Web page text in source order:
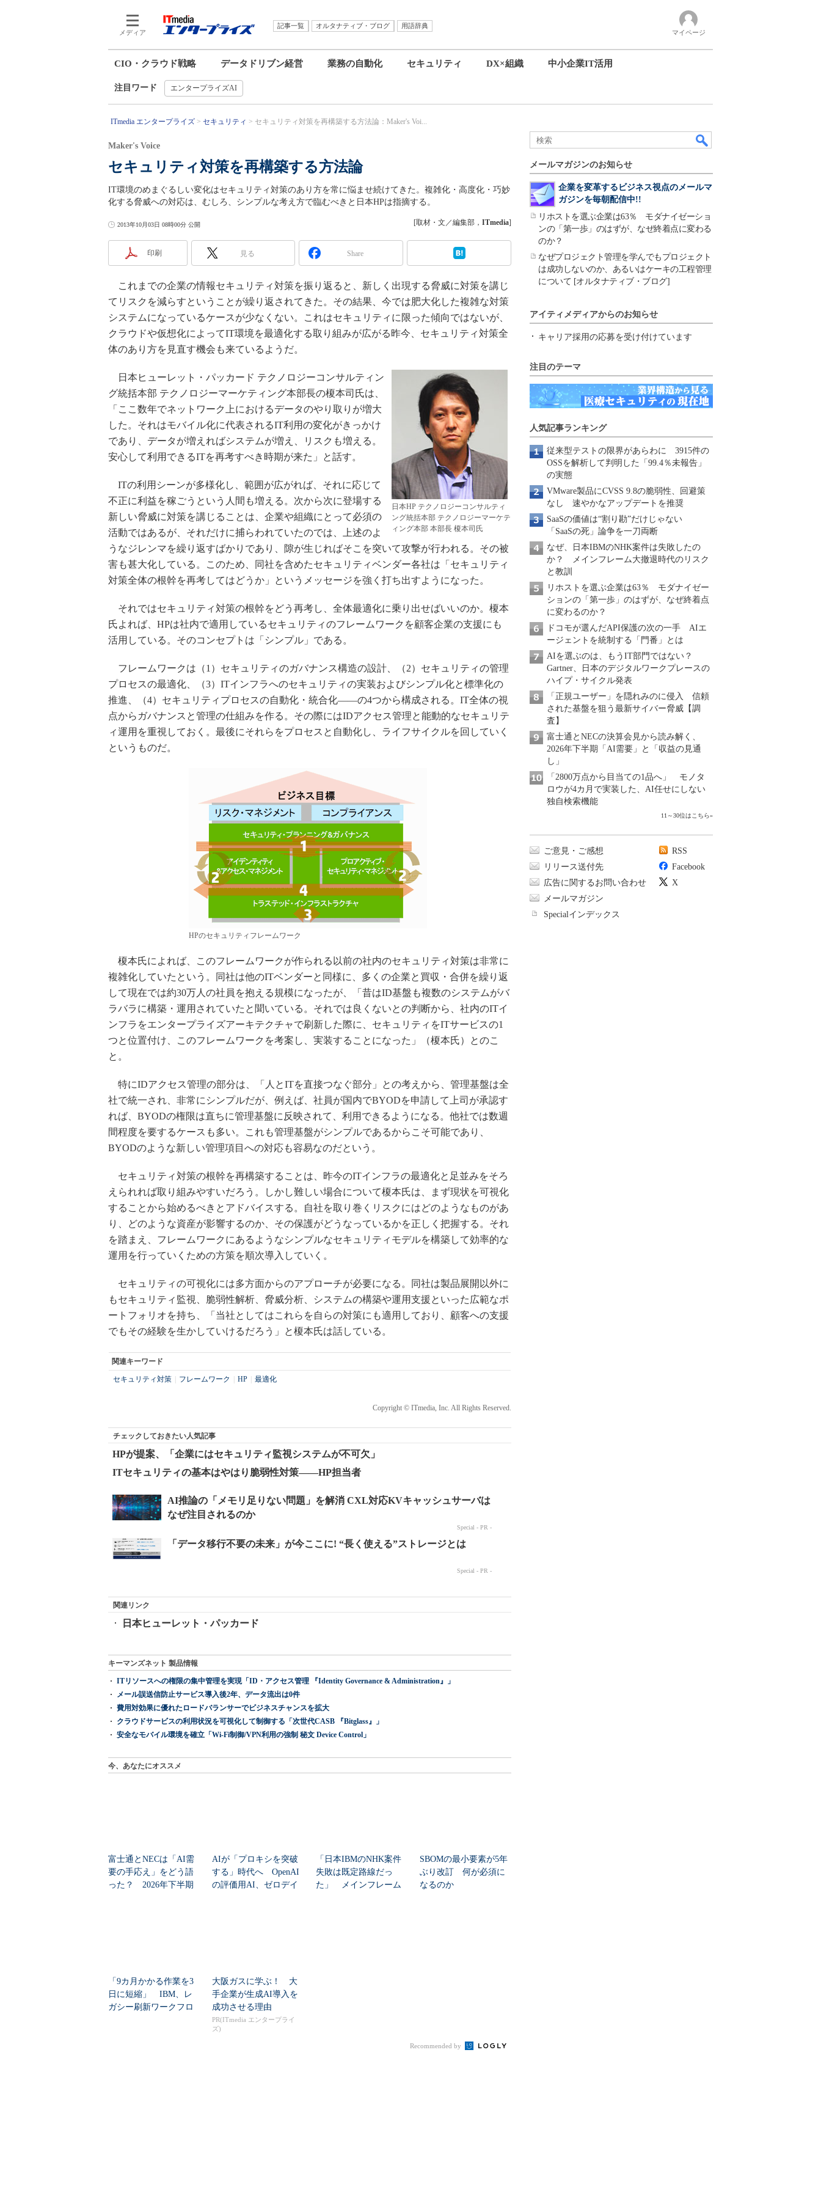
メディア
記事一覧 オルタナティブ・ブログ
用語辞典
マイページ
CIO・クラウド戦略 データドリブン経営 業務の自動化 セキュリティ DX×組織 中小企業IT活用
注目ワード エンタープライズAI
ITmedia エンタープライズ セキュリティ セキュリティ対策を再構築する方法論：Maker's Voi...
セキュリティ対策を再構築する方法論
Maker's Voice
IT環境のめまぐるしい変化はセキュリティ対策のあり方を常に悩ませ続けてきた。複雑化・高度化・巧妙
化する脅威への対応は、むしろ、シンプルな考え方で臨むべきと日本HPは指摘する。
2013年10月03日 08時00分 公開 [取材・文／編集部， ITmedia]
印刷 見る Share
これまでの企業の情報セキュリティ対策を振り返ると、新しく出現する脅威に対策を講じ
てリスクを減らすということが繰り返されてきた。その結果、今では肥大化した複雑な対策
システムになっているケースが少なくない。これはセキュリティに限った傾向ではないが、
クラウドや仮想化によってIT環境を最適化する取り組みが広がる昨今、セキュリティ対策全
体のあり方を見直す機会も来ているようだ。
日本HP テクノロジーコンサルティ
ング統括本部 テクノロジーマーケテ
ィング本部 本部長 榎本司氏
日本ヒューレット・パッカード テクノロジーコンサルティン
グ統括本部 テクノロジーマーケティング本部長の榎本司氏は、
「ここ数年でネットワーク上におけるデータのやり取りが増大
した。それはモバイル化に代表されるIT利用の変化がきっかけ
であり、データが増えればシステムが増え、リスクも増える。
安心して利用できるITを再考すべき時期が来た」と話す。
ITの利用シーンが多様化し、範囲が広がれば、それに応じて
不正に利益を稼ごうという人間も増える。次から次に登場する
新しい脅威に対策を講じることは、企業や組織にとって必須の
活動ではあるが、それだけに捕らわれていたのでは、上述のよ
うなジレンマを繰り返すばかりであり、隙が生じればそこを突いて攻撃が行われる。その被
害も甚大化している。このため、同社を含めたセキュリティベンダー各社は「セキュリティ
対策全体の根幹を再考してはどうか」というメッセージを強く打ち出すようになった。
それではセキュリティ対策の根幹をどう再考し、全体最適化に乗り出せばいいのか。榎本
氏よれば、HPは社内で適用しているセキュリティのフレームワークを顧客企業の支援にも
活用している。そのコンセプトは「シンプル」である。
フレームワークは（1）セキュリティのガバナンス構造の設計、（2）セキュリティの管理
プロセスの最適化、（3）ITインフラへのセキュリティの実装およびシンプル化と標準化の
推進、（4）セキュリティプロセスの自動化・統合化――の4つから構成される。IT全体の視
点からガバナンスと管理の仕組みを作る。その際にはIDアクセス管理と能動的なセキュリテ
ィ運用を重視しておく。最後にそれらをプロセスと自動化し、ライフサイクルを回していく
というものだ。
HPのセキュリティフレームワーク
榎本氏によれば、このフレームワークが作られる以前の社内のセキュリティ対策は非常に
複雑化していたという。同社は他のITベンダーと同様に、多くの企業と買収・合併を繰り返
して現在では約30万人の社員を抱える規模になったが、「昔はID基盤も複数のシステムがバ
ラバラに構築・運用されていたと聞いている。それでは良くないとの判断から、社内のITイ
ンフラをエンタープライズアーキテクチャで刷新した際に、セキュリティをITサービスの1
つと位置付け、このフレームワークを考案し、実装することになった」（榎本氏）とのこ
と。
特にIDアクセス管理の部分は、「人とITを直接つなぐ部分」との考えから、管理基盤は全
社で統一され、非常にシンプルだが、例えば、社員が国内でBYODを申請して上司が承認す
れば、BYODの権限は直ちに管理基盤に反映されて、利用できるようになる。他社では数週
間程度を要するケースも多い。これも管理基盤がシンプルであるからこそ可能であり、
BYODのような新しい管理項目への対応も容易なのだという。
セキュリティ対策の根幹を再構築することは、昨今のITインフラの最適化と足並みをそろ
えられれば取り組みやすいだろう。しかし難しい場合について榎本氏は、まず現状を可視化
することから始めるべきとアドバイスする。自社を取り巻くリスクにはどのようなものがあ
り、どのような資産が影響するのか、その保護がどうなっているかを正しく把握する。それ
を踏まえ、フレームワークにあるようなシンプルなセキュリティモデルを構築して効率的な
運用を行っていくための方策を順次導入していく。
セキュリティの可視化には多方面からのアプローチが必要になる。同社は製品展開以外に
もセキュリティ監視、脆弱性解析、脅威分析、システムの構築や運用支援といった広範なポ
ートフォリオを持ち、「当社としてはこれらを自らの対策にも適用しており、顧客への支援
でもその経験を生かしていけるだろう」と榎本氏は話している。
関連キーワード
セキュリティ対策 フレームワーク HP 最適化
Copyright © ITmedia, Inc. All Rights Reserved.
チェックしておきたい人気記事
HPが提案、「企業にはセキュリティ監視システムが不可欠」
ITセキュリティの基本はやはり脆弱性対策――HP担当者
関連リンク
日本ヒューレット・パッカード
キーマンズネット 製品情報
ITリソースへの権限の集中管理を実現「ID・アクセス管理 『Identity Governance & Administration』」
メール誤送信防止サービス導入後2年、データ流出は0件
費用対効果に優れたロードバランサーでビジネスチャンスを拡大
クラウドサービスの利用状況を可視化して制御する「次世代CASB 『Bitglass』」
安全なモバイル環境を確立「Wi-Fi制御/VPN利用の強制 秘文 Device Control」
今、あなたにオススメ
富士通とNECは「AI需
要の手応え」をどう語
った？ 2026年下半期
AIが「プロキシを突破
する」時代へ OpenAI
の評価用AI、ゼロデイ
「日本IBMのNHK案件
失敗は既定路線だっ
た」 メインフレーム
SBOMの最小要素が5年
ぶり改訂 何が必須に
なるのか
「9カ月かかる作業を3
日に短縮」 IBM、レ
ガシー刷新ワークフロ
大阪ガスに学ぶ！ 大
手企業が生成AI導入を
成功させる理由
PR(ITmedia エンタープライ
ズ)
Recommended by
メールマガジンのお知らせ
企業を変革するビジネス視点のメールマ
ガジンを毎朝配信中!!
リホストを選ぶ企業は63％ モダナイゼーショ
ンの「第一歩」のはずが、なぜ終着点に変わる
のか？
なぜプロジェクト管理を学んでもプロジェクト
は成功しないのか、あるいはケーキの工程管理
について [オルタナティブ・ブログ]
アイティメディアからのお知らせ
キャリア採用の応募を受け付けています
注目のテーマ
人気記事ランキング
従来型テストの限界があらわに 3915件の
OSSを解析して判明した「99.4％未報告」
の実態
VMware製品にCVSS 9.8の脆弱性、回避策
なし 速やかなアップデートを推奨
SaaSの価値は“割り勘”だけじゃない
「SaaSの死」論争を一刀両断
なぜ、日本IBMのNHK案件は失敗したの
か？ メインフレーム大撤退時代のリスク
と教訓
リホストを選ぶ企業は63％ モダナイゼー
ションの「第一歩」のはずが、なぜ終着点
に変わるのか？
ドコモが選んだAPI保護の次の一手 AIエ
ージェントを統制する「門番」とは
AIを選ぶのは、もうIT部門ではない？
Gartner、日本のデジタルワークプレースの
ハイプ・サイクル発表
「正規ユーザー」を隠れみのに侵入 信頼
された基盤を狙う最新サイバー脅威【調
査】
富士通とNECの決算会見から読み解く、
2026年下半期「AI需要」と「収益の見通
し」
「2800万点から目当ての1品へ」 モノタ
ロウが4カ月で実装した、AI任せにしない
独自検索機能
11～30位はこちら»
ご意見・ご感想
リリース送付先
広告に関するお問い合わせ
メールマガジン
Specialインデックス
RSS
Facebook
X